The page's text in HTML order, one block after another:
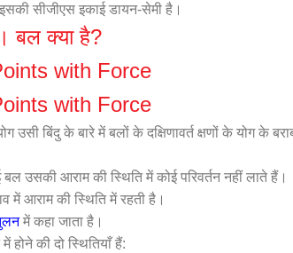
सीजीएस इकाई डायन-सेमी है।
बल क्या है?
with Force
with Force
उसी बिंदु के बारे में बलों के दक्षिणावर्त क्षणों के योग के
उसकी आराम की स्थिति में कोई परिवर्तन नहीं लाते हैं।
में आराम की स्थिति में रहती है।
में कहा जाता है।
की दो स्थितियाँ हैं: